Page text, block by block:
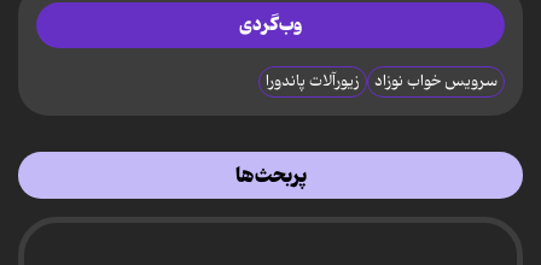
وب‌گردی
سرویس خواب نوزاد زیورآلات پاندورا
پربحث‌ها